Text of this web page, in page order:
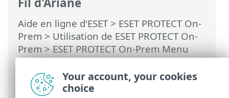
Aide en ligne d'ESET> ESET PROTECT On-
Prem > Utilisation de ESET PROTECT On-
Prem>ESET PROTECT On-Prem Menu
principal> Plus >Gestion de
l’abonnement> Insérer le fichier
d'activation hors ligne
Your account, your cookies
choice